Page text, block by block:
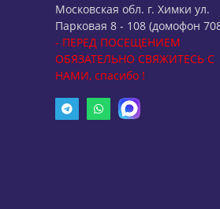
Московская обл. г. Химки ул.
Парковая 8 - 108 (домофон
- ПЕРЕД ПОСЕЩЕНИЕМ
ОБЯЗАТЕЛЬНО СВЯЖИТЕСЬ С
НАМИ, спасибо !